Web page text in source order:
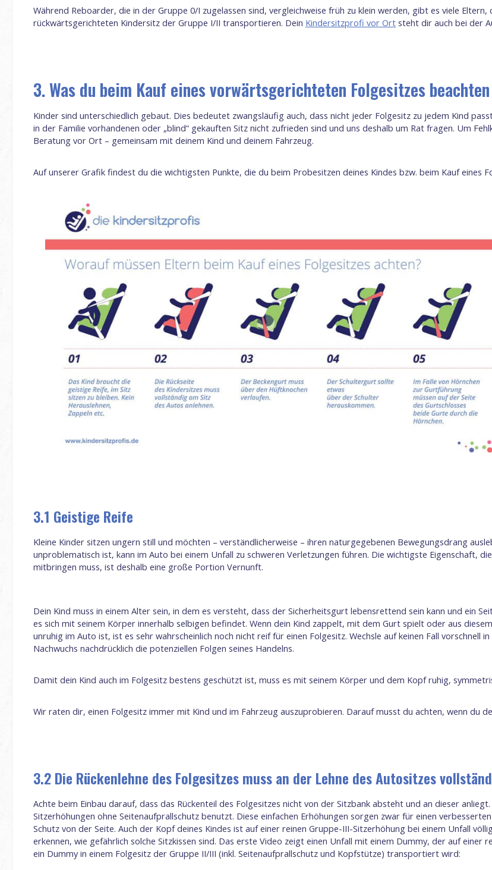
Während Reboarder, die in der Gruppe 0/I zugelassen sind, vergleichweise früh zu klein werden, gibt es viele
rückwärtsgerichteten Kindersitz der Gruppe I/II transportieren. Dein Kindersitzprofi vor Ort steht dir auch bei der
3. Was du beim Kauf eines vorwärtsgerichteten Folgesitzes
Kinder sind unterschiedlich gebaut. Dies bedeutet zwangsläufig auch, dass nicht jeder Folgesitz zu jedem Kind
in der Familie vorhandenen oder „blind“ gekauften Sitz nicht zufrieden sind und uns deshalb um Rat fragen. Um
Beratung vor Ort – gemeinsam mit deinem Kind und deinem Fahrzeug.
Auf unserer Grafik findest du die wichtigsten Punkte, die du beim Probesitzen deines Kindes bzw. beim Kauf eines
3.1 Geistige Reife
Kleine Kinder sitzen ungern still und möchten – verständlicherweise – ihren naturgegebenen Bewegungsdrang
unproblematisch ist, kann im Auto bei einem Unfall zu schweren Verletzungen führen. Die wichtigste Eigenschaft,
mitbringen muss, ist deshalb eine große Portion Vernunft.
Dein Kind muss in einem Alter sein, in dem es versteht, dass der Sicherheitsgurt lebensrettend sein kann und ein
es sich mit seinem Körper innerhalb selbigen befindet. Wenn dein Kind zappelt, mit dem Gurt spielt oder aus
unruhig im Auto ist, ist es sehr wahrscheinlich noch nicht reif für einen Folgesitz. Wechsle auf keinen Fall
Nachwuchs nachdrücklich die potenziellen Folgen seines Handelns.
Damit dein Kind auch im Folgesitz bestens geschützt ist, muss es mit seinem Körper und dem Kopf ruhig,
Wir raten dir, einen Folgesitz immer mit Kind und im Fahrzeug auszuprobieren. Darauf musst du achten, wenn du
3.2 Die Rückenlehne des Folgesitzes muss an der Lehne des Autositzes
Achte beim Einbau darauf, dass das Rückenteil des Folgesitzes nicht von der Sitzbank absteht und an dieser
Sitzerhöhungen ohne Seitenaufprallschutz benutzt. Diese einfachen Erhöhungen sorgen zwar für einen
Schutz von der Seite. Auch der Kopf deines Kindes ist auf einer reinen Gruppe-III-Sitzerhöhung bei einem Unfall
erkennen, wie gefährlich solche Sitzkissen sind. Das erste Video zeigt einen Unfall mit einem Dummy, der auf einer
ein Dummy in einem Folgesitz der Gruppe II/III (inkl. Seitenaufprallschutz und Kopfstütze) transportiert wird: